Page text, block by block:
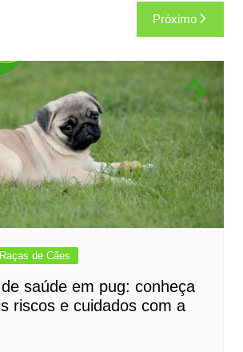
Próximo
Raças de Cães
saúde em pug: conheça
riscos e cuidados com a